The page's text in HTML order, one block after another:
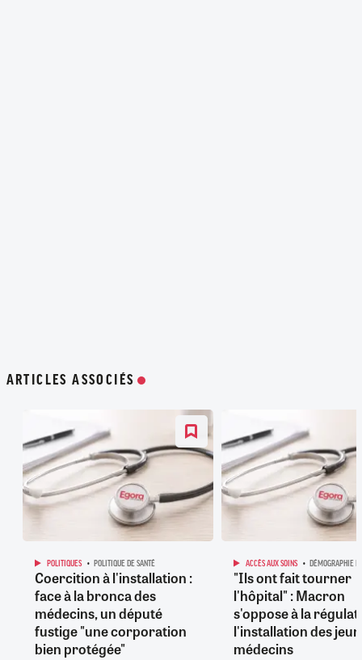
ARTICLES ASSOCIÉS
POLITIQUES POLITIQUE DE SANTÉ
Coercition à l'installation :
face à la bronca des
médecins, un député
fustige "une corporation
bien protégée"
ACCÈS AUX SOINS DÉMOGRAPHIE
"Ils ont fait tourner
l'hôpital" : Macron
s'oppose à la
l'installation des
médecins